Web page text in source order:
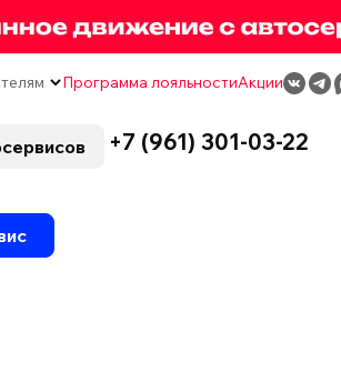
Программа лояльностиАкции
+7 (961) 301-03-22